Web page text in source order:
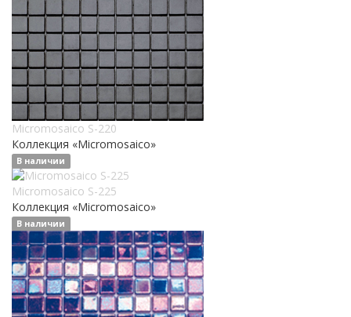
Micromosaico S-220
Коллекция «Micromosaico»
В наличии
Micromosaico S-225
Коллекция «Micromosaico»
В наличии